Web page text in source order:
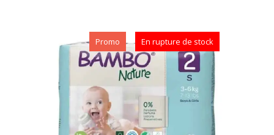
Promo En rupture de stock